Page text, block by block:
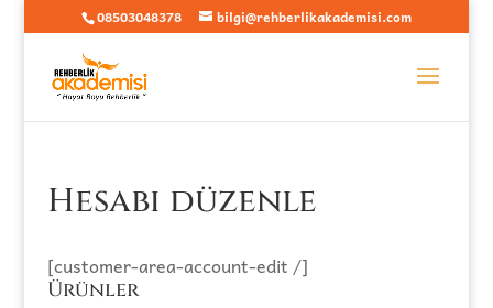
08503048378 bilgi@rehberlikakademisi.com
Hesabı düzenle
[customer-area-account-edit /]
Ürünler